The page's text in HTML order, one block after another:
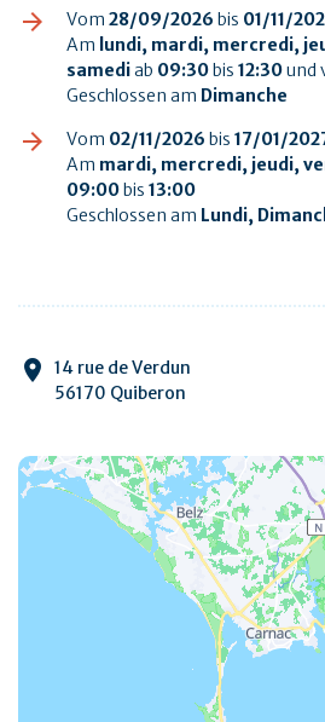
Vom 28/09/2026 bis 01/11/
Am lundi, mardi, mercredi,
samediab 09:30bis 12:30und
Geschlossen am Dimanche
Vom 02/11/2026 bis 17/01/
Am mardi, mercredi, jeudi,
09:00bis 13:00
Geschlossen am Lundi,
14 rue de Verdun
56170 Quiberon